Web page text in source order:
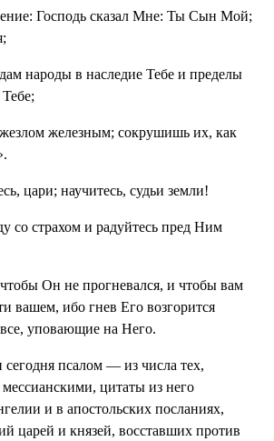
Господь сказал Мне: Ты Сын Мой;
народы в наследие Тебе и пределы
железным; сокрушишь их, как
цари; научитесь, судьи земли!
со страхом и радуйтесь пред Ним
Он не прогневался, и чтобы вам
вашем, ибо гнев Его возгорится
уповающие на Него.
псалом — из числа тех,
цитаты из него
и в апостольских посланиях,
царей и князей, восставших против